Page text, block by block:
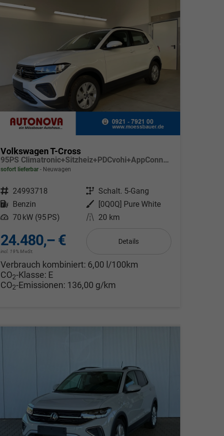
Volkswagen T-Cross
95PS Climatronic+Sitzheiz+PDCvohi+AppConnect+Side+TravelAssist+ACC
sofort lieferbar Neuwagen
Fahrzeugnr. 24993718 Getriebe Schalt. 5-Gang
Kraftstoff Benzin Außenfarbe [0Q0Q] Pure White
Leistung 70 kW (95 PS) Kilometerstand 20 km
24.480,– €
incl. 19% MwSt.
Details
Verbrauch kombiniert: 6,00 l/100km
CO2-Klasse: E
CO2-Emissionen: 136,00 g/km